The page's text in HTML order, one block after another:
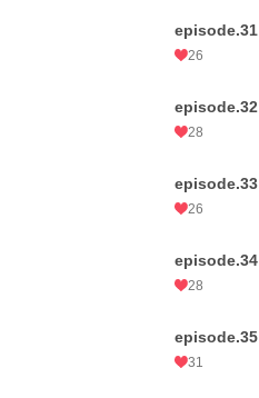
episode.31
26
episode.32
28
episode.33
26
episode.34
28
episode.35
31